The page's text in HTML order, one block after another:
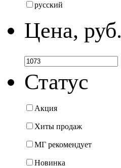
русский
Цена, руб.
Статус
Акция
Хиты продаж
МГ рекомендует
Новинка